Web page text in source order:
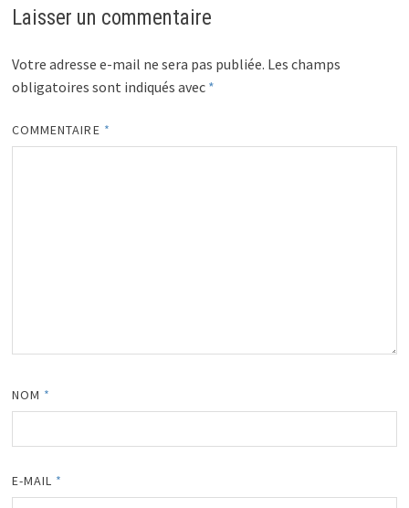
o
k
er l
ge
Laisser un commentaire
Votre adresse e-mail ne sera pas publiée. Les champs
obligatoires sont indiqués avec *
COMMENTAIRE *
NOM *
E-MAIL *